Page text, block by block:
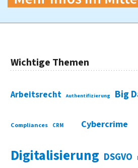
Wichtige Themen
Arbeitsrecht Authentifizierung Big
Compliances CRM Cybercrime
Digitalisierung DSGVO